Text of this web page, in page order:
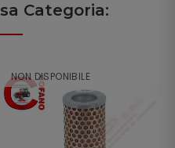
Categoria:
NON DISPONIBILE